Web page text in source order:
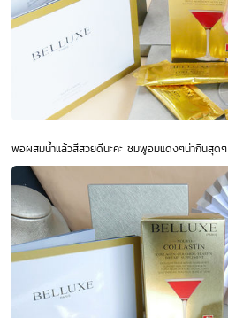
พอผสมน้ำแล้วสีสวยดีนะคะ ชมพูอมแดงๆน่ากินสุดๆ